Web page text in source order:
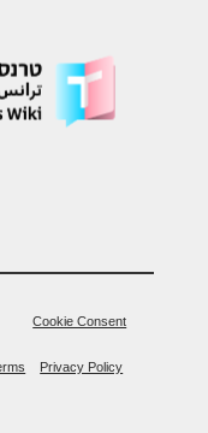
Cookie Consent
Privacy Policy